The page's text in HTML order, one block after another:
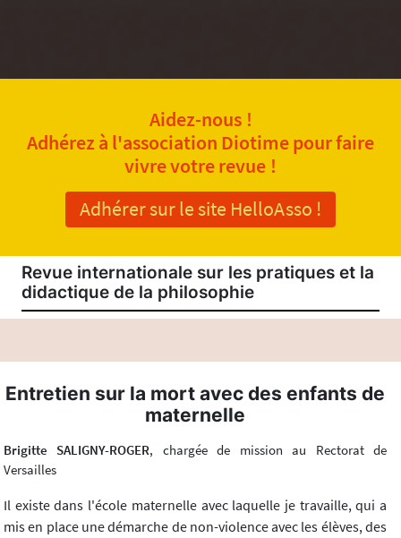
Aidez-nous !
Adhérez à l'association Diotime pour faire
vivre votre revue !
Adhérer sur le site HelloAsso !
Revue internationale sur les pratiques et la
didactique de la philosophie
Entretien sur la mort avec des enfants de
maternelle
Brigitte SALIGNY-ROGER, chargée de mission au Rectorat de
Versailles
Il existe dans l'école maternelle avec laquelle je travaille, qui a
mis en place une démarche de non-violence avec les élèves, des